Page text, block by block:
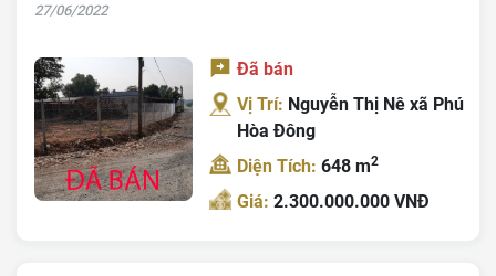
27/06/2022
Đã bán
Vị Trí: Nguyễn Thị Nê xã Phú
Hòa Đông
Diện Tích:648 m2
Giá:2.300.000.000 VNĐ